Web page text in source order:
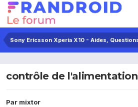
contrôle de l'alimentation
Par mixtor